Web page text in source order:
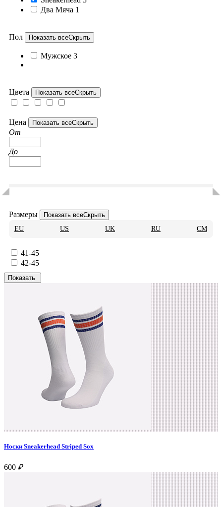
Два Мяча 1
Пол Показать всеСкрыть
Мужское 3
Цвета Показать всеСкрыть
Цена Показать всеСкрыть
От
До
Размеры Показать всеСкрыть
EU
US UK RU CM
41-45
42-45
Носки Sneakerhead Striped Sox
600 ₽